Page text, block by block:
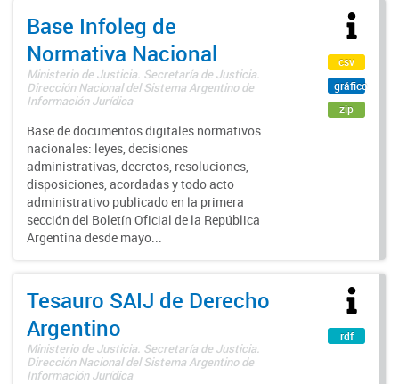
Base Infoleg de
Normativa Nacional
Ministerio de Justicia. Secretaría de Justicia.
Dirección Nacional del Sistema Argentino de
Información Jurídica
Base de documentos digitales normativos
nacionales: leyes, decisiones
administrativas, decretos, resoluciones,
disposiciones, acordadas y todo acto
administrativo publicado en la primera
sección del Boletín Oficial de la República
Argentina desde mayo...
csv
gráfico
zip
Tesauro SAIJ de Derecho
Argentino
Ministerio de Justicia. Secretaría de Justicia.
Dirección Nacional del Sistema Argentino de
Información Jurídica
rdf